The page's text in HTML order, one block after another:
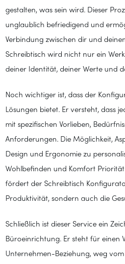
gestalten, was sein wird. Dieser
unglaublich befriedigend und
Verbindung zwischen dir und
Schreibtisch wird nicht nur ein
deiner Identität, deiner Werte und
Noch wichtiger ist, dass der
Lösungen bietet. Er versteht, dass
mit spezifischen Vorlieben,
Anforderungen. Die Möglichkeit,
Design und Ergonomie zu
Wohlbefinden und Komfort
fördert der Schreibtisch
Produktivität, sondern auch die
Schließlich ist dieser Service ein
Büroeinrichtung. Er steht für einen
Unternehmen-Beziehung, weg